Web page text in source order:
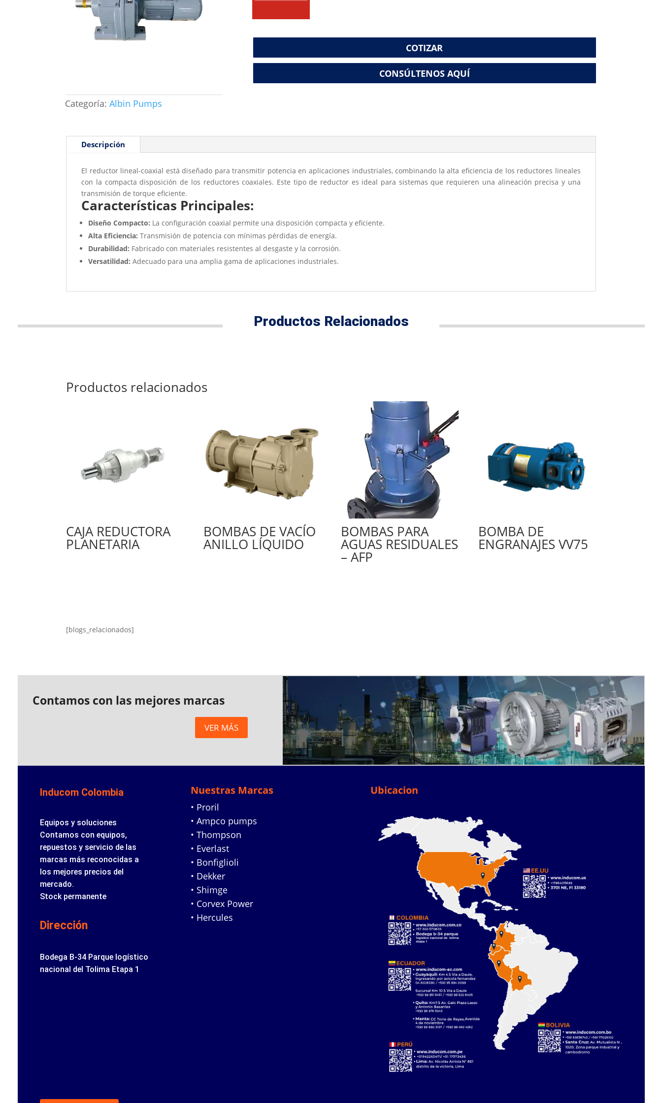
Categoría: Albin Pumps
COTIZAR
CONSÚLTENOS AQUÍ
Descripción
El reductor lineal-coaxial está diseñado para transmitir potencia en aplicaciones industriales, combinando la alta eficiencia de los reductores lineales
con la compacta disposición de los reductores coaxiales. Este tipo de reductor es ideal para sistemas que requieren una alineación precisa y una
transmisión de torque eficiente.
Características Principales:
Diseño Compacto: La configuración coaxial permite una disposición compacta y eficiente.
Alta Eficiencia: Transmisión de potencia con mínimas pérdidas de energía.
Durabilidad: Fabricado con materiales resistentes al desgaste y la corrosión.
Versatilidad: Adecuado para una amplia gama de aplicaciones industriales.
Productos Relacionados
Productos relacionados
CAJA REDUCTORA
PLANETARIA
BOMBAS DE VACÍO
ANILLO LÍQUIDO
BOMBAS PARA
AGUAS RESIDUALES
– AFP
BOMBA DE
ENGRANAJES VV75
[blogs_relacionados]
Contamos con las mejores marcas
VER MÁS
Inducom Colombia
Equipos y soluciones
Contamos con equipos,
repuestos y servicio de las
marcas más reconocidas a
los mejores precios del
mercado.
Stock permanente
Dirección
Bodega B-34 Parque logístico
nacional del Tolima Etapa 1
Nuestras Marcas
• Proril
• Ampco pumps
• Thompson
• Everlast
• Bonfiglioli
• Dekker
• Shimge
• Corvex Power
• Hercules
Ubicacion